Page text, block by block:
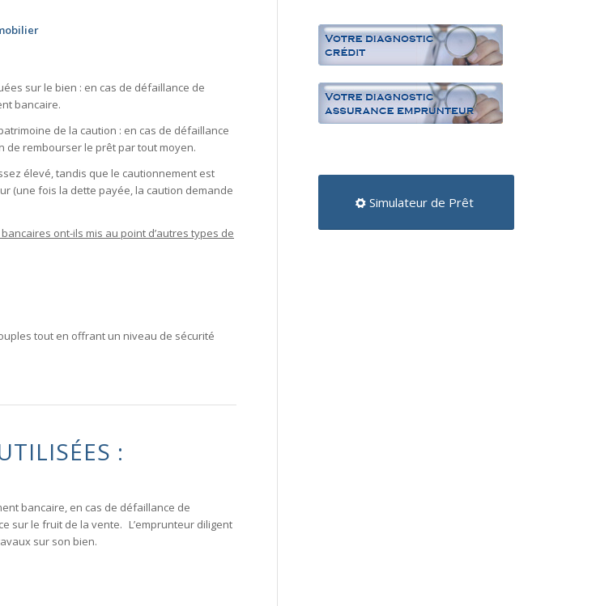
sur le bien : en cas de défaillance de
bancaire.
de la caution : en cas de défaillance
de rembourser le prêt par tout moyen.
élevé, tandis que le cautionnement est
(une fois la dette payée, la caution demande
ont-ils mis au point d’autres types de
tout en offrant un niveau de sécurité
:
bancaire, en cas de défaillance de
sur le fruit de la vente. L’emprunteur diligent
sur son bien.
Simulateur de Prêt